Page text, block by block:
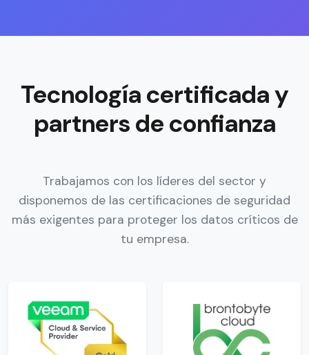
Tecnología certificada y
partners de confianza
Trabajamos con los líderes del sector y
disponemos de las certificaciones de seguridad
más exigentes para proteger los datos críticos de
tu empresa.